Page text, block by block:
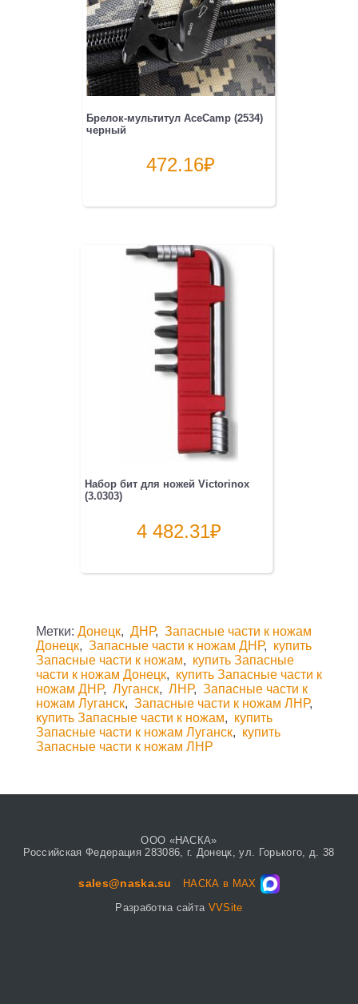
Брелок-мультитул AceCamp (2534)
черный
472.16₽
Набор бит для ножей Victorinox
(3.0303)
4 482.31₽
Метки: Донецк, ДНР, Запасные части к ножам
Донецк, Запасные части к ножам ДНР, купить
Запасные части к ножам, купить Запасные
части к ножам Донецк, купить Запасные части к
ножам ДНР, Луганск, ЛНР, Запасные части к
ножам Луганск, Запасные части к ножам ЛНР,
купить Запасные части к ножам, купить
Запасные части к ножам Луганск, купить
Запасные части к ножам ЛНР
ООО «НАСКА»
Российская Федерация 283086, г. Донецк, ул. Горького, д. 38
sales@naska.su
НАСКА в MAX
Разработка сайта VVSite